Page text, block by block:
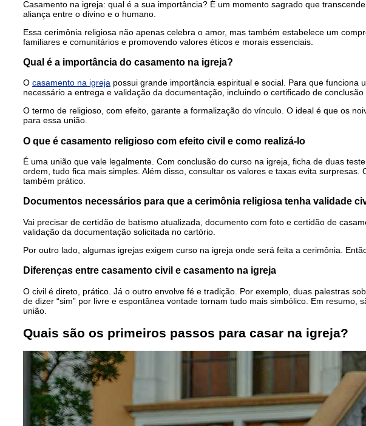
Casamento na igreja: qual é a sua importância? É um momento sagrado que
aliança entre o divino e o humano.
Essa cerimônia religiosa não apenas celebra o amor, mas também estabelece um
familiares e comunitários e promovendo valores éticos e morais essenciais.
Qual é a importância do casamento na igreja?
O casamento na igreja possui grande importância espiritual e social. Para que funciona
necessário a entrega e validação da documentação, incluindo o certificado de
O termo de religioso, com efeito, garante a formalização do vínculo. O ideal é que os
para essa união.
O que é casamento religioso com efeito civil e como realizá-lo
É uma união que vale legalmente. Com conclusão do curso na igreja, ficha de duas
ordem, tudo fica mais simples. Além disso, consultar os valores e taxas evita surpresas.
também prático.
Documentos necessários para que a cerimônia religiosa tenha validade
Vai precisar de certidão de batismo atualizada, documento com foto e certidão de
validação da documentação solicitada no cartório.
Por outro lado, algumas igrejas exigem curso na igreja onde será feita a cerimônia.
Diferenças entre casamento civil e casamento na igreja
O civil é direto, prático. Já o outro envolve fé e tradição. Por exemplo, duas palestras
de dizer “sim” por livre e espontânea vontade tornam tudo mais simbólico. Em resumo,
união.
Quais são os primeiros passos para casar na igreja?